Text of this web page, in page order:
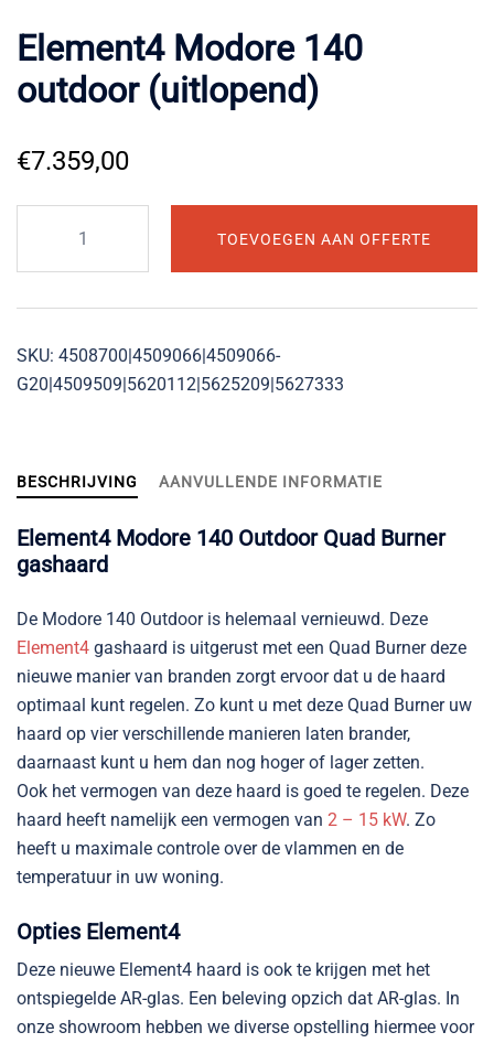
Element4 Modore 140
outdoor (uitlopend)
€7.359,00
140
outdoor
aantal
TOEVOEGEN AAN OFFERTE
SKU: 4508700|4509066|4509066-
G20|4509509|5620112|5625209|5627333
BESCHRIJVING AANVULLENDE INFORMATIE
Element4 Modore 140 Outdoor Quad Burner
gashaard
De Modore 140 Outdoor is helemaal vernieuwd. Deze
Element4 gashaard is uitgerust met een Quad Burner deze
nieuwe manier van branden zorgt ervoor dat u de haard
optimaal kunt regelen. Zo kunt u met deze Quad Burner uw
haard op vier verschillende manieren laten brander,
daarnaast kunt u hem dan nog hoger of lager zetten.
Ook het vermogen van deze haard is goed te regelen. Deze
haard heeft namelijk een vermogen van 2 – 15 kW. Zo
heeft u maximale controle over de vlammen en de
temperatuur in uw woning.
Opties Element4
Deze nieuwe Element4 haard is ook te krijgen met het
ontspiegelde AR-glas. Een beleving opzich dat AR-glas. In
onze showroom hebben we diverse opstelling hiermee voor